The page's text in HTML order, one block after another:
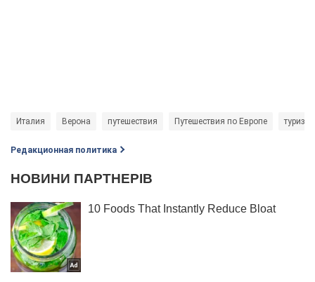
Италия Верона путешествия Путешествия по Европе туризм
Редакционная политика